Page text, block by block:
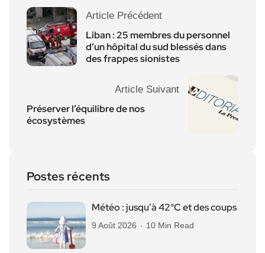
Article Précédent
Liban : 25 membres du personnel
d’un hôpital du sud blessés dans
des frappes sionistes
Article Suivant
Préserver l’équilibre de nos
écosystèmes
Postes récents
Météo : jusqu’à 42°C et des coups
9 Août 2026 10 Min Read